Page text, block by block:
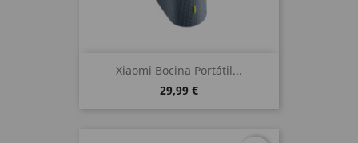
Xiaomi Bocina Portátil...
29,99 €